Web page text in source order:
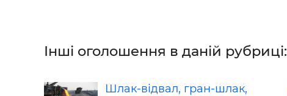
Інші оголошення в даній рубриці:
Шлак-відвал, гран-шлак,